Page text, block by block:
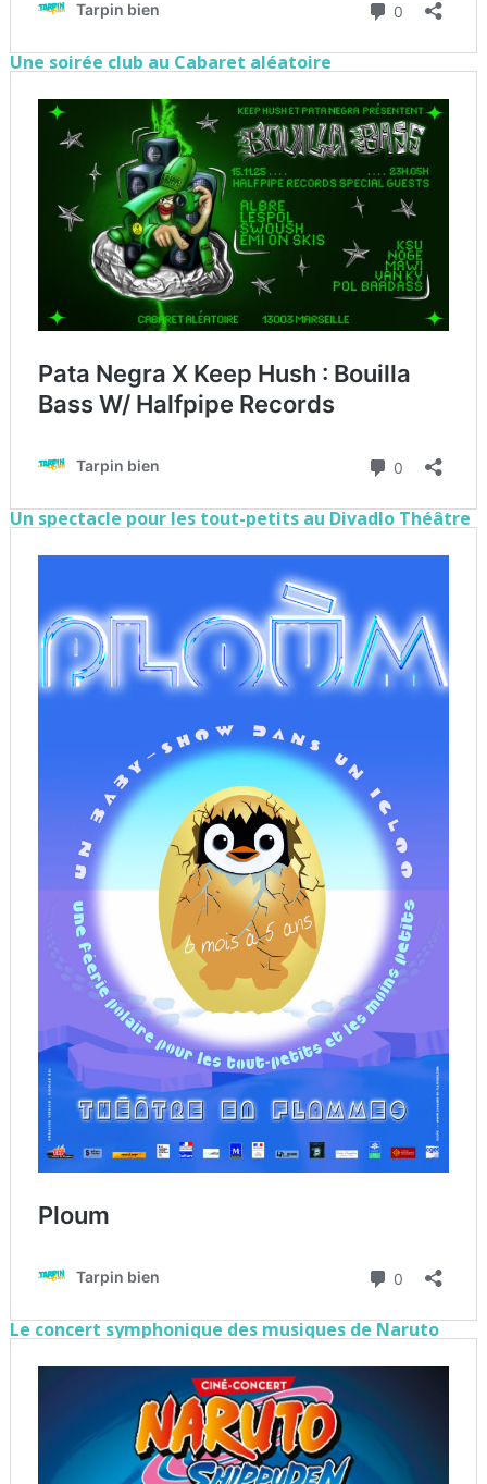
Une soirée club au Cabaret aléatoire
Un spectacle pour les tout-petits au Divadlo Théâtre
Le concert symphonique des musiques de Naruto